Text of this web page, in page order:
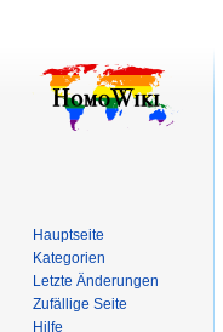
Hauptseite
Kategorien
Letzte Änderungen
Zufällige Seite
Hilfe